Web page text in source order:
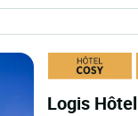
Logis